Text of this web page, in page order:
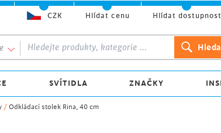
/ Odkládací stolek Rina, 40 cm
SVÍTIDLA ZNAČKY
CZK Hlídat cenu Hlídat dostupnost